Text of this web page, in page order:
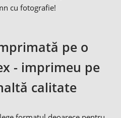
cu fotografie!
pe o
- imprimeu pe
calitate